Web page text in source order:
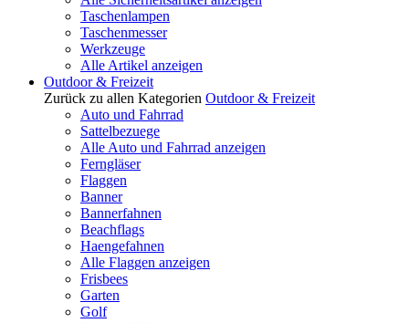
Taschenlampen
Taschenmesser
Werkzeuge
Alle Artikel anzeigen
Outdoor & Freizeit
Zurück zu allen Kategorien Outdoor & Freizeit
Auto und Fahrrad
Sattelbezuege
Alle Auto und Fahrrad anzeigen
Ferngläser
Flaggen
Banner
Bannerfahnen
Beachflags
Haengefahnen
Alle Flaggen anzeigen
Frisbees
Garten
Golf